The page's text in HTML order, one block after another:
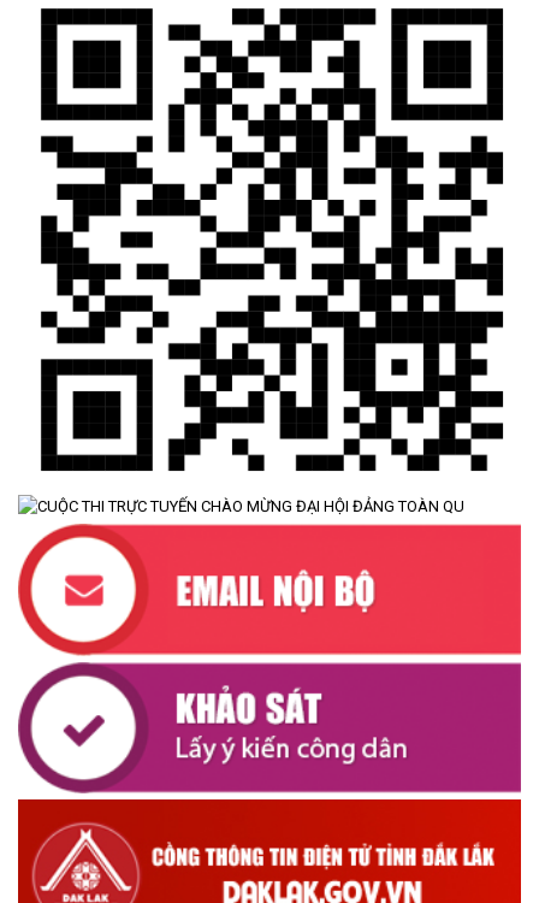
TÍN DỤNG CHÍNH SÁCH XÃ HỘI TIẾP TỤC PHÁT HUY HIỆU QUẢ,
GÓP PHẦN GIẢM NGHÈO BỀN VỮNG VÀ PHÁT TRIỂN KINH TẾ
(09/07/2026)
UBND XÃ CƯ M’TA SƠ KẾT THỰC HIỆN NHIỆM VỤ PHÁT TRIỂN
(08/07/2026)
CƯ M’TA CHỦ ĐỘNG PHÒNG, CHỐNG NGẬP ÚNG, BẢO VỆ
(07/07/2026)
ĐẢNG ỦY XÃ CƯ M’TA TỔ CHỨC HỘI NGHỊ BAN CHẤP HÀNH
TRÊN ĐỊA BÀN XÃ CƯ M'TA
(07/07/2026)
UBND XÃ CƯ M’TA CÔNG KHAI DANH MỤC THỦ TỤC HÀNH
CHÍNH THỰC HIỆN MỘT PHẦN
(30/07/2026)
CÔNG KHAI DANH MỤC THỦ TỤC HÀNH CHÍNH THỰC HIỆN
TOÀN TRÌNH THUỘC THẨM QUYỀN GIẢI QUYẾT CỦA UBND XÃ
CƯ M’TA
(30/07/2026)
TẬP HUẤN NÂNG CAO KỸ NĂNG TƯ VẤN KHỞI SỰ KINH DOANH
VÀ ĐIỀU HÀNH HOẠT ĐỘNG NHÓM NĂM 2026